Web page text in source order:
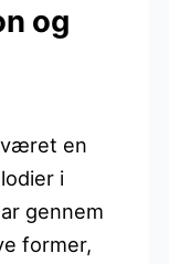
og
været en
i
gennem
former,